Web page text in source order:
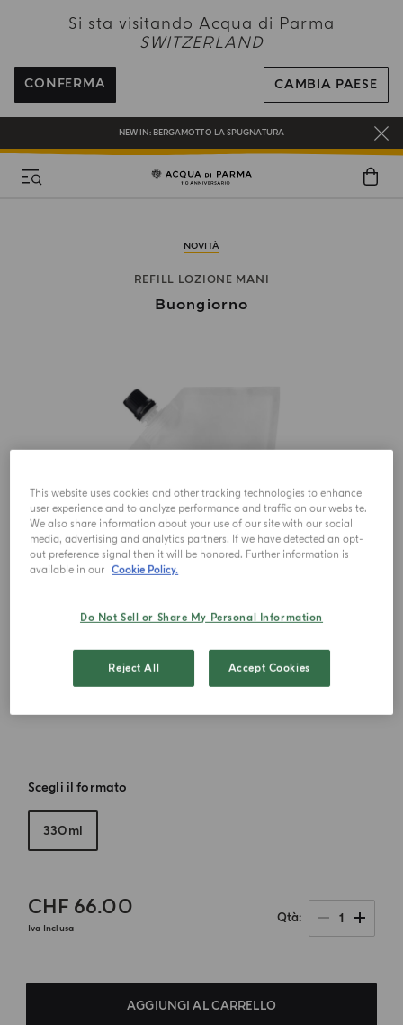
Si sta visitando Acqua di Parma
SWITZERLAND
CONFERMA CAMBIA PAESE
SPEDIZIONE GRATUITA PER TUTTI GLI ORDINI SUPERIORI A 120 CHF
REGISTRATI E RICEVI UN REGALO SPECIALE CON IL TUO PRIMO ACQUISTO
UN REGALO PER TE SUGLI ORDINI SUPERIORI AI CHF 180
NEW IN: BERGAMOTTO LA SPUGNATURA
NOVITÀ
REFILL LOZIONE MANI
Buongiorno
Scegli il formato
330ml
CHF 66.00
Iva Inclusa
Qtà 1
AGGIUNGI AL CARRELLO
This website uses cookies and other tracking technologies to enhance
user experience and to analyze performance and traffic on our website.
We also share information about your use of our site with our social
media, advertising and analytics partners. If we have detected an opt-
out preference signal then it will be honored. Further information is
available in our Cookie Policy.
Do Not Sell or Share My Personal Information
Reject All Accept Cookies